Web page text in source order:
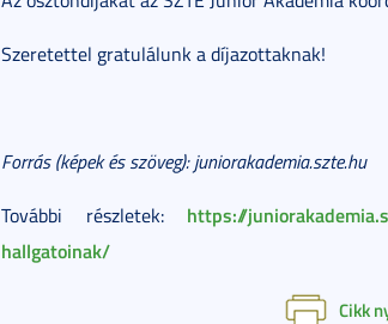
Szeretettel gratulálunk a díjazottaknak!
Forrás (képek és szöveg): juniorakademia.szte.hu
További részletek: https://
hallgatoinak/
Cikk